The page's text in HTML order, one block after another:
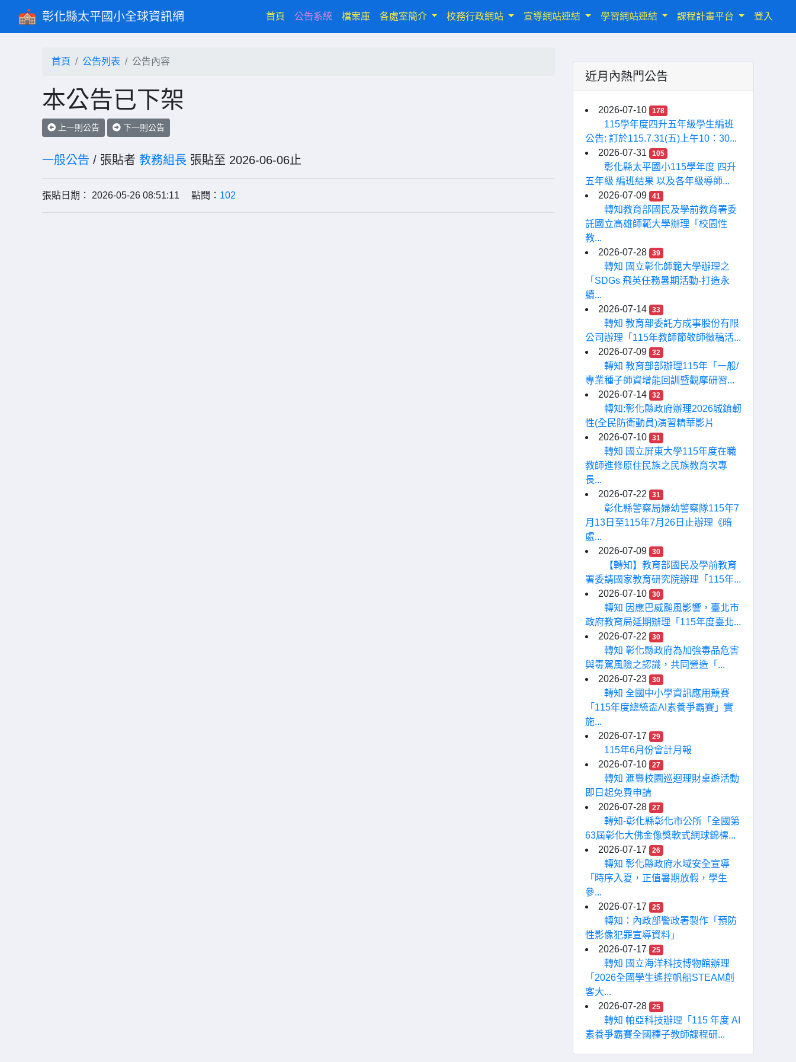
彰化縣太平國小全球資訊網 首頁(current)
公告系統 檔案庫 各處室簡介 校務行政網站 宣導網站連結 學習網站連結 課程計畫平台 登入
首頁 公告列表 公告內容
本公告已下架
上一則公告 下一則公告
一般公告 / 張貼者 教務組長 張貼至 2026-06-06止
張貼日期： 2026-05-26 08:51:11 點閱： 102
近月內熱門公告
2026-07-10 178
115學年度四升五年級學生編班
公告: 訂於115.7.31(五)上午10：30...
2026-07-31
105
彰化縣太平國小115學年度 四升
五年級 編班結果 以及各年級導師...
2026-07-09
41
轉知教育部國民及學前教育署委
託國立高雄師範大學辦理「校園性
教...
2026-07-28
39
轉知 國立彰化師範大學辦理之
「SDGs 飛英任務暑期活動-打造永
續...
2026-07-14
33
轉知 教育部委託方成事股份有限
公司辦理「115年教師節敬師徵稿活...
2026-07-09
32
轉知 教育部部辦理115年「一般/
專業種子師資增能回訓暨觀摩研習...
2026-07-14
32
轉知:彰化縣政府辦理2026城鎮韌
性(全民防衛動員)演習精華影片
2026-07-10
31
轉知 國立屏東大學115年度在職
教師進修原住民族之民族教育次專
長...
2026-07-22
31
彰化縣警察局婦幼警察隊115年7
月13日至115年7月26日止辦理《暗
處...
2026-07-09
30
【轉知】教育部國民及學前教育
署委請國家教育研究院辦理「115年...
2026-07-10
30
轉知 因應巴威颱風影響，臺北市
政府教育局延期辦理「115年度臺北...
2026-07-22
30
轉知 彰化縣政府為加強毒品危害
與毒駕風險之認識，共同營造「...
2026-07-23
30
轉知 全國中小學資訊應用競賽
「115年度總統盃AI素養爭霸賽」實
施...
2026-07-17
29
115年6月份會計月報
2026-07-10
27
轉知 滙豐校園巡迴理財桌遊活動
即日起免費申請
2026-07-28
27
轉知-彰化縣彰化市公所「全國第
63屆彰化大佛金像獎軟式網球錦標...
2026-07-17
26
轉知 彰化縣政府水域安全宣導
「時序入夏，正值暑期放假，學生
參...
2026-07-17
25
轉知：內政部警政署製作「預防
性影像犯罪宣導資料」
2026-07-17
25
轉知 國立海洋科技博物館辦理
「2026全國學生遙控帆船STEAM創
客大...
2026-07-28
25
轉知 帕亞科技辦理「115 年度 AI
素養爭霸賽全國種子教師課程研...